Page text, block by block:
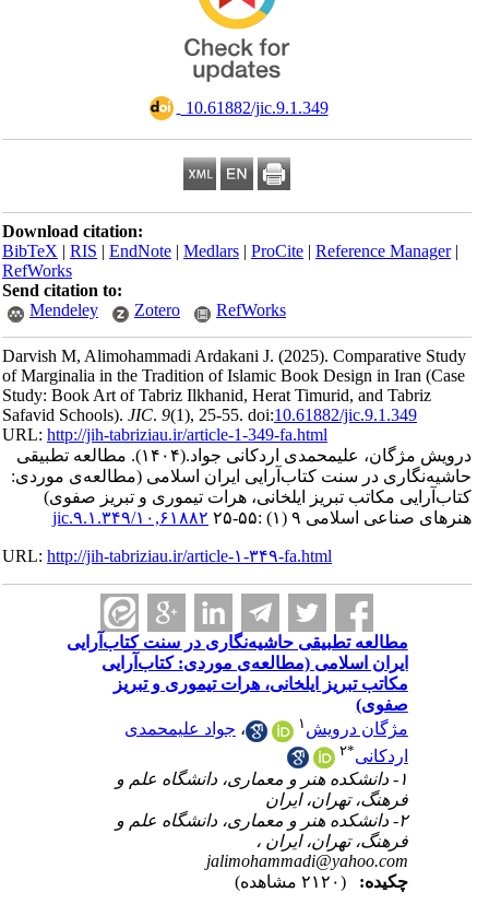
‎ 10.61882/jic.9.1.349
Download citation:
BibTeX|RIS| EndNote| Medlars| ProCite|Reference
RefWorks
Send citation to:
Mendeley
Zotero RefWorks
Darvish M, Alimohammadi Ardakani J.(2025).Comparative
of Marginalia in the Tradition of Islamic Book Design in Iran
Study: Book Art of Tabriz Ilkhanid, Herat Timurid, and
Safavid Schools).JIC.9(1), 25-55. doi:10.61882/jic.9.1.349
URL:http://jih-tabriziau.ir/article-1-349-fa.html
علیمحمدی اردکانی جواد.(۱۴۰۴).
مطالعه‌ تطبیقی
در سنت کتاب‌آرایی ایران اسلامی (مطالعه‌ی موردی:
مکاتب تبریز ایلخانی، هرات تیموری و تبریز صفوی)
اسلامی ۹ (۱) :۵۵-۲۵
۱۰,۶۱۸۸۲/jic.۹.۱.۳۴۹
URL:http://jih-tabriziau.ir/article-۱-۳۴۹-fa.html
مطالعه‌ تطبیقی حاشیه‌نگاری در سنت کتاب‌آرایی
ایران اسلامی (مطالعه‌ی موردی: کتاب‌آرایی
مکاتب تبریز ایلخانی، هرات تیموری و تبریز
مژگان درویش۱ ، جواد علیمحمدی
۲
۱- دانشکده‌ هنر و معماری، دانشگاه علم و
فرهنگ، تهران، ایران
۲- دانشکده‌ هنر و معماری، دانشگاه علم و
فرهنگ، تهران، ایران ،
jalimohammadi@yahoo.com
(۲۱۲۰ مشاهده)